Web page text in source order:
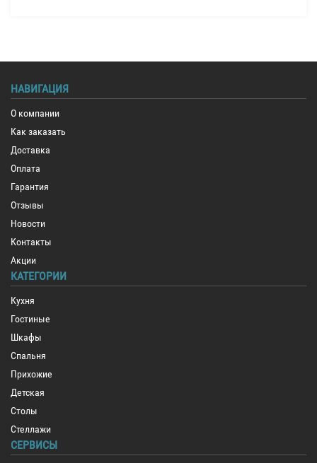
НАВИГАЦИЯ
О компании
Как заказать
Доставка
Оплата
Гарантия
Отзывы
Новости
Контакты
Акции
КАТЕГОРИИ
Кухня
Гостиные
Шкафы
Спальня
Прихожие
Детская
Столы
Стеллажи
СЕРВИСЫ